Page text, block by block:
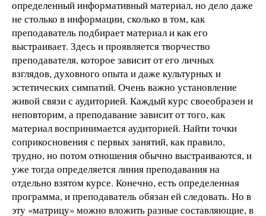
определенный информативный материал, но дело даже
не столько в информации, сколько в том, как
преподаватель подбирает материал и как его
выстраивает. Здесь и проявляется творчество
преподавателя, которое зависит от его личных
взглядов, духовного опыта и даже культурных и
эстетических симпатий. Очень важно установление
живой связи с аудиторией. Каждый курс своеобразен и
неповторим, а преподавание зависит от того, как
материал воспринимается аудиторией. Найти точки
соприкосновения с первых занятий, как правило,
трудно, но потом отношения обычно выстраиваются, и
уже тогда определяется линия преподавания на
отдельно взятом курсе. Конечно, есть определенная
программа, и преподаватель обязан ей следовать. Но в
эту «матрицу» можно вложить разные составляющие, в